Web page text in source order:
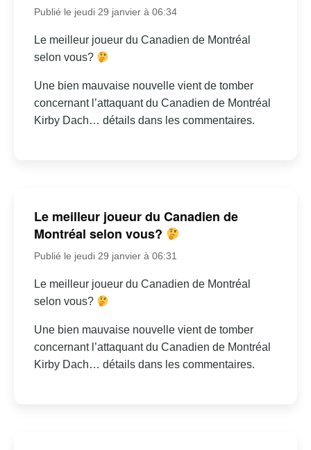
Publié le jeudi 29 janvier à 06:34
Le meilleur joueur du Canadien de Montréal
selon vous?
Une bien mauvaise nouvelle vient de tomber
concernant l’attaquant du Canadien de Montréal
Kirby Dach… détails dans les commentaires.
Le meilleur joueur du Canadien de
Montréal selon vous?
Publié le jeudi 29 janvier à 06:31
Le meilleur joueur du Canadien de Montréal
selon vous?
Une bien mauvaise nouvelle vient de tomber
concernant l’attaquant du Canadien de Montréal
Kirby Dach… détails dans les commentaires.